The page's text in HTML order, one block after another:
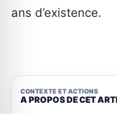
ans d’existence.
CONTEXTE ET ACTIONS
A PROPOS DE CET